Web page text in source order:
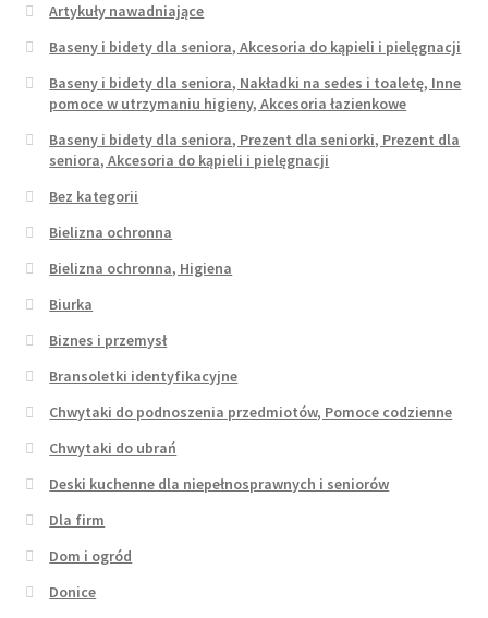
Artykuły nawadniające
Baseny i bidety dla seniora, Akcesoria do kąpieli i pielęgnacji
Baseny i bidety dla seniora, Nakładki na sedes i toaletę, Inne
pomoce w utrzymaniu higieny, Akcesoria łazienkowe
Baseny i bidety dla seniora, Prezent dla seniorki, Prezent dla
seniora, Akcesoria do kąpieli i pielęgnacji
Bez kategorii
Bielizna ochronna
Bielizna ochronna, Higiena
Biurka
Biznes i przemysł
Bransoletki identyfikacyjne
Chwytaki do podnoszenia przedmiotów, Pomoce codzienne
Chwytaki do ubrań
Deski kuchenne dla niepełnosprawnych i seniorów
Dla firm
Dom i ogród
Donice